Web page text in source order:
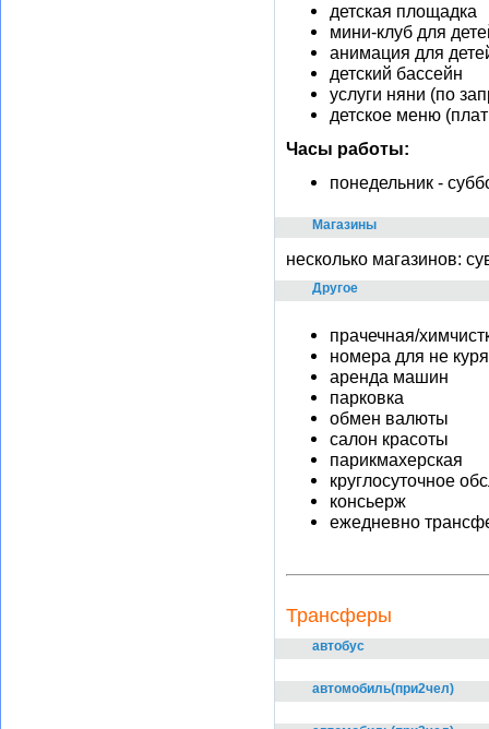
детская площадка
мини-клуб для
анимация для
детский бассейн
услуги няни (по
детское меню
Часы работы:
понедельник -
Магазины
несколько магазинов:
Другое
прачечная/
номера для не
аренда машин
парковка
обмен валюты
салон красоты
парикмахерская
круглосуточное
консьерж
ежедневно
Трансферы
автобус
автомобиль(при2чел)